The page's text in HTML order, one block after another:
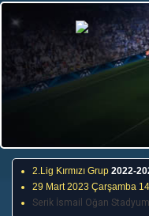
2.Lig Kırmızı Grup 2022-
29 Mart 2023 Çarşamba
Serik İsmail Oğan